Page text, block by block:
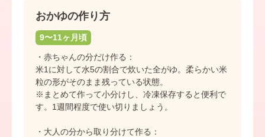
おかゆの作り方
9〜11ヶ月頃
・赤ちゃんの分だけ作る：
米1に対して水5の割合で炊いた全がゆ。柔らかい米
粒の形がそのまま残っている状態。
※まとめて作って小分けし、冷凍保存すると便利で
す。1週間程度で使い切りましょう。
・大人の分から取り分けて作る：